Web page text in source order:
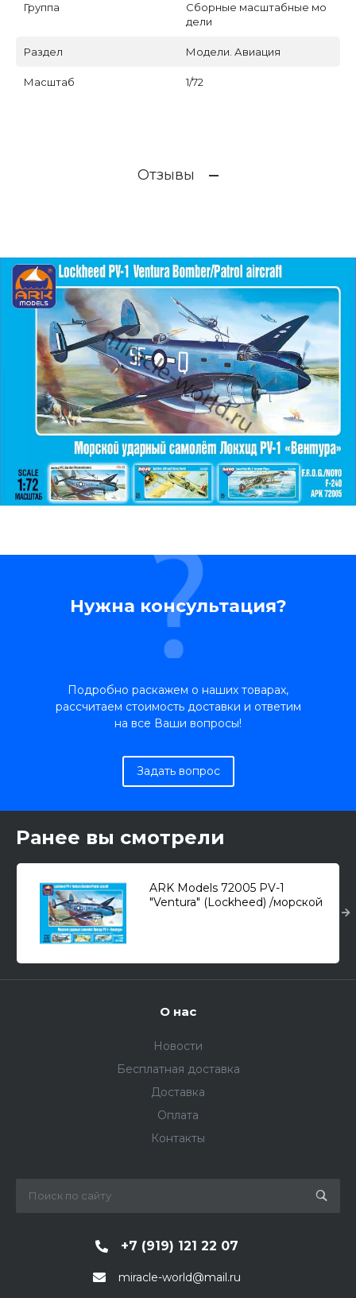
Группа
Сборные масштабные мо
дели
Раздел Модели. Авиация
Масштаб 1/72
Отзывы
Нужна консультация?
Подробно раскажем о наших товарах,
рассчитаем стоимость доставки и ответим
на все Ваши вопросы!
Задать вопрос
Ранее вы смотрели
ARK Models 72005 PV-1
"Ventura" (Lockheed) /морской
О нас
Новости
Бесплатная доставка
Доставка
Оплата
Контакты
+7 (919) 121 22 07
miracle-world@mail.ru